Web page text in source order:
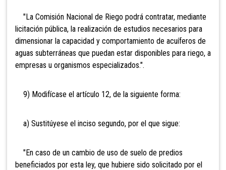
"La Comisión Nacional de Riego podrá contratar, mediante
licitación pública, la realización de estudios necesarios para
dimensionar la capacidad y comportamiento de acuíferos de
aguas subterráneas que puedan estar disponibles para riego, a
empresas u organismos especializados.".
9) Modifícase el artículo 12, de la siguiente forma:
a) Sustitúyese el inciso segundo, por el que sigue:
"En caso de un cambio de uso de suelo de predios
beneficiados por esta ley, que hubiere sido solicitado por el